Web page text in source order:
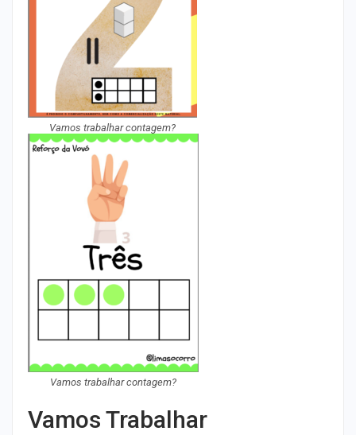
Vamos trabalhar contagem?
Vamos trabalhar contagem?
Vamos Trabalhar